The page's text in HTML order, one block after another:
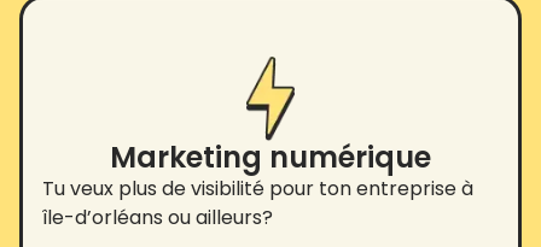
Marketing numérique
Tu veux plus de visibilité pour ton entreprise à
île-d’orléans ou ailleurs?